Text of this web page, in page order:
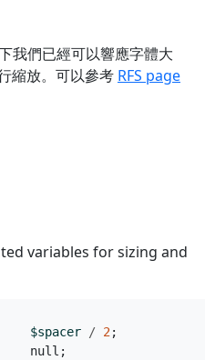
我們已經可以響應字體大
縮放。可以參考 RFS page
variables for sizing and
$spacer / 2 ;
null ;